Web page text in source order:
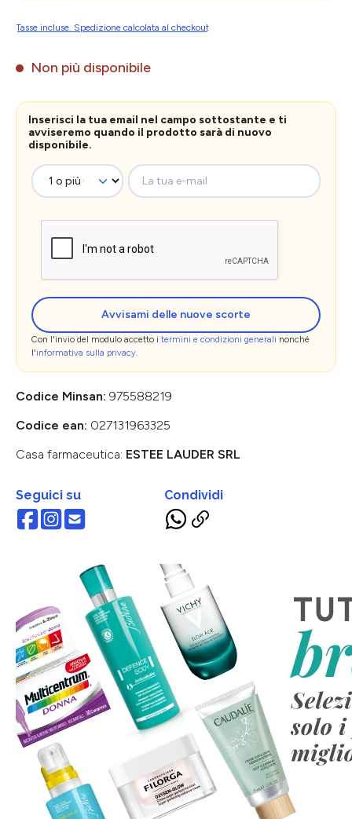
Tasse incluse. Spedizione calcolata al checkout
Non più disponibile
Inserisci la tua email nel campo sottostante e ti
avviseremo quando il prodotto sarà di nuovo
disponibile.
La tua e-mail
Avvisami delle nuove scorte
Con l'invio del modulo accetto i termini e condizioni generali nonché
l'informativa sulla privacy.
Codice Minsan: 975588219
Codice ean: 027131963325
Casa farmaceutica: ESTEE LAUDER SRL
Seguici su Condividi